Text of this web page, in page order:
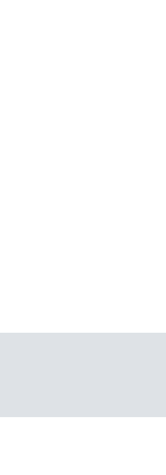
en
Drôme Ardèche,